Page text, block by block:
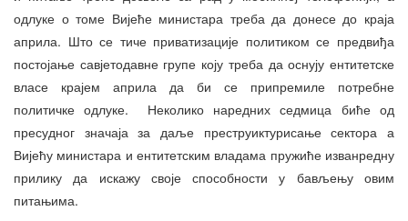
одлуке о томе Вијеће министара треба да донесе до краја
априла. Што се тиче приватизације политиком се предвиђа
постојање савјетодавне групе коју треба да оснују ентитетске
власе крајем априла да би се припремиле потребне
политичке одлуке. Неколико наредних седмица биће од
пресудног значаја за даље преструиктурисање сектора а
Вијећу министара и ентитетским владама пружиће изванредну
прилику да искажу своје способности у бављењу овим
питањима.